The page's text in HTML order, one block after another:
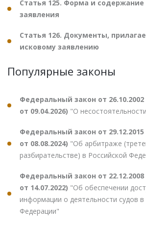
Статья 125. Форма и содержание
заявления
Статья 126. Документы,
исковому заявлению
Популярные законы
Федеральный закон от
от 09.04.2026) "О
Федеральный закон от
от 08.08.2024) "Об арбитраже
разбирательстве) в Российской
Федеральный закон от
от 14.07.2022) "Об обеспечении
информации о деятельности судов в
Федерации"